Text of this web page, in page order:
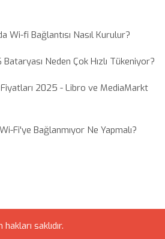
Wi-fi Bağlantısı Nasıl Kurulur?
Neden Çok Hızlı Tükeniyor?
2025 - Libro ve MediaMarkt
Fi'ye Bağlanmıyor Ne Yapmalı?
saklıdır.